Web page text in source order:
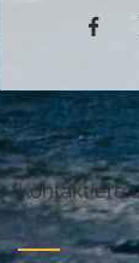
Kontaktiere